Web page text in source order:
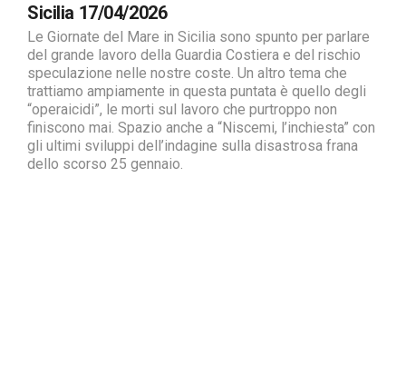
Sicilia 17/04/2026
Le Giornate del Mare in Sicilia sono spunto per parlare
del grande lavoro della Guardia Costiera e del rischio
speculazione nelle nostre coste. Un altro tema che
trattiamo ampiamente in questa puntata è quello degli
“operaicidi”, le morti sul lavoro che purtroppo non
finiscono mai. Spazio anche a “Niscemi, l’inchiesta” con
gli ultimi sviluppi dell’indagine sulla disastrosa frana
dello scorso 25 gennaio.